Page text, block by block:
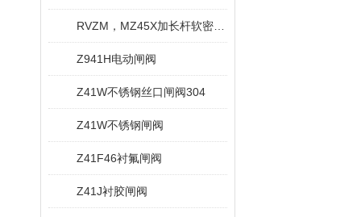
Z941H电动闸阀
Z41W不锈钢丝口闸阀304
Z41W不锈钢闸阀
Z41F46衬氟闸阀
Z41J衬胶闸阀